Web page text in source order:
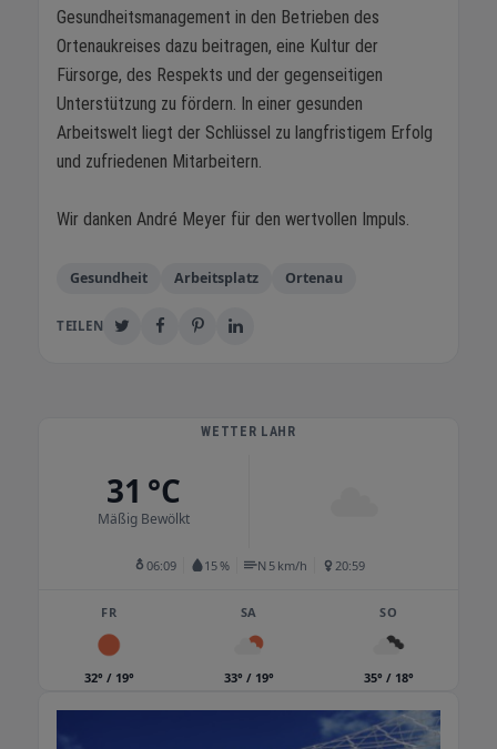
Gesundheitsmanagement in den Betrieben des
Ortenaukreises dazu beitragen, eine Kultur der
Fürsorge, des Respekts und der gegenseitigen
Unterstützung zu fördern. In einer gesunden
Arbeitswelt liegt der Schlüssel zu langfristigem Erfolg
und zufriedenen Mitarbeitern.
Wir danken André Meyer für den wertvollen Impuls.
Gesundheit Arbeitsplatz Ortenau
TEILEN
WETTER LAHR
31 °C
Mäßig Bewölkt
06:09 15 % N 5 km/h 20:59
FR
32° / 19°
SA
33° / 19°
SO
35° / 18°